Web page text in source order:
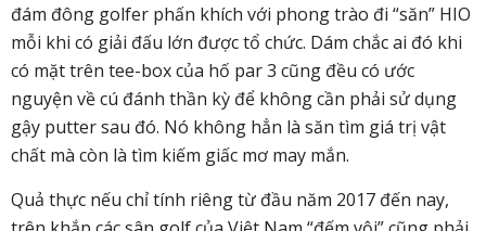
đám đông golfer phấn khích với phong trào đi “săn” HIO
mỗi khi có giải đấu lớn được tổ chức. Dám chắc ai đó khi
có mặt trên tee-box của hố par 3 cũng đều có ước
nguyện về cú đánh thần kỳ để không cần phải sử dụng
gậy putter sau đó. Nó không hẳn là săn tìm giá trị vật
chất mà còn là tìm kiếm giấc mơ may mắn.
Quả thực nếu chỉ tính riêng từ đầu năm 2017 đến nay,